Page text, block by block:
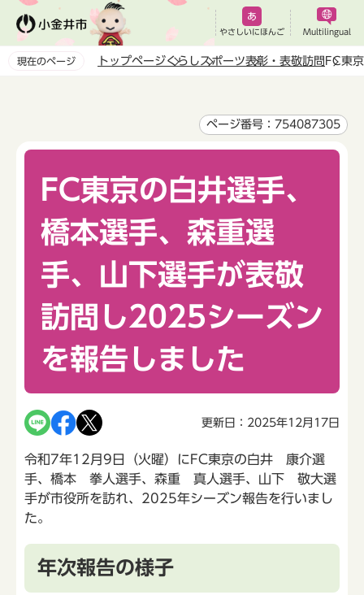
ペ
やさしいにほんご Multilingual
現在のページ トップページくらしスポーツ表彰・表敬訪問 FC東
ページ番号：754087305
FC東京の白井選手、
橋本選手、森重選
手、山下選手が表敬
訪問し2025シーズン
を報告しました
更新日：2025年12月17日
令和7年12月9日（火曜）にFC東京の白井 康介選
手、橋本 拳人選手、森重 真人選手、山下 敬大選
手が市役所を訪れ、2025年シーズン報告を行いまし
た。
年次報告の様子